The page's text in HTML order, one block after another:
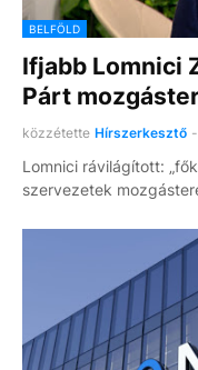
BELFÖLD
Ifjabb Lomnici
Párt
közzétette Hírszerkesztő -
Lomnici rávilágított:
szervezetek